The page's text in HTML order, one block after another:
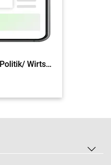
Buchner weekly - Politik/ Wirtschaft